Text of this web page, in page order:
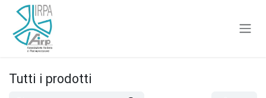
Passa al contenuto
Tutti i prodotti